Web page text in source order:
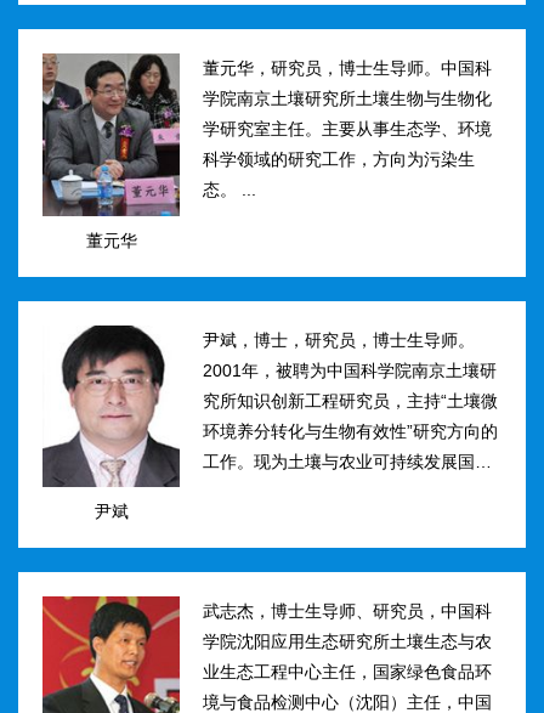
国家、中科院、江苏省科技进步奖和自
董元华
董元华，研究员，博士生导师。中国科
学院南京土壤研究所土壤生物与生物化
学研究室主任。主要从事生态学、环境
科学领域的研究工作，方向为污染生
态。 ...
尹斌
尹斌，博士，研究员，博士生导师。
2001年，被聘为中国科学院南京土壤研
究所知识创新工程研究员，主持“土壤微
环境养分转化与生物有效性”研究方向的
工作。现为土壤与农业可持续发展国家
影...
武志杰，博士生导师、研究员，中国科
学院沈阳应用生态研究所土壤生态与农
业生态工程中心主任，国家绿色食品环
境与食品检测中心（沈阳）主任，中国